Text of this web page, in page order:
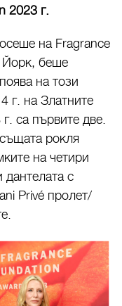
2023 г.
на Fragrance
Йорк, беше
на този
г. на Златните
са първите две.
рокля
на четири
дантелата с
Privé пролет/